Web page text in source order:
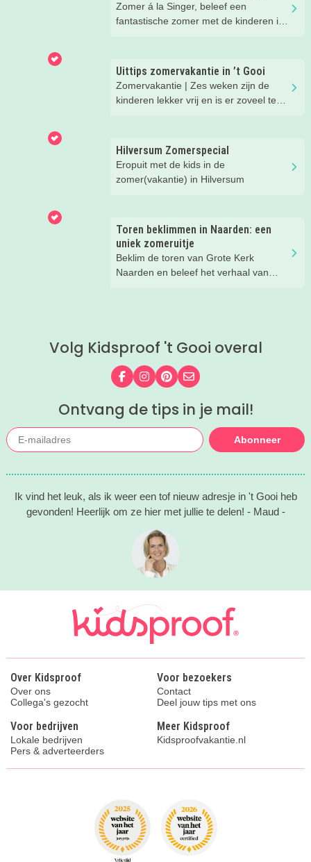
Zomer á la Singer, beleef een
fantastische zomer met de kinderen in
Uittips zomervakantie in ’t Gooi
Zomervakantie | Zes weken zijn de
kinderen lekker vrij en is er zoveel te
rijtje gezet.
Hilversum Zomerspecial
Eropuit met de kids in de
zomer(vakantie) in Hilversum
Toren beklimmen in Naarden: een
uniek zomeruitje
Beklim de toren van Grote Kerk
Naarden en beleef het verhaal van
Volg Kidsproof 't Gooi overal
Volg ons op Facebook
Volg ons op Instagram
Volg ons op Pinterest
Mail ons
Ontvang de tips in je mail!
Abonneer
Ik vind het leuk, als ik weer een tof nieuw adresje in 't Gooi heb
gevonden! Heerlijk om ze hier met jullie te delen! - Maud -
Over Kidsproof
Over ons
Collega's gezocht
Voor bezoekers
Contact
Deel jouw tips met ons
Voor bedrijven
Lokale bedrijven
Pers & adverteerders
Meer Kidsproof
Kidsproofvakantie.nl